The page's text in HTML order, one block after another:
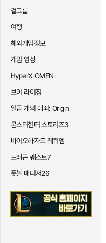
걸그룹
여행
해외게임정보
게임 영상
HyperX OMEN
브이 라이징
일곱 개의 대죄: Origin
몬스터헌터 스토리즈3
바이오하자드 레퀴엠
드래곤 퀘스트7
풋볼 매니저26